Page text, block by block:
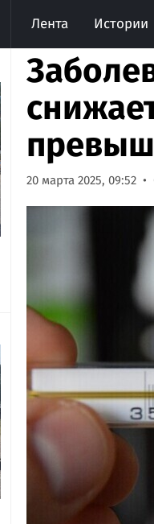
Лента Истории
20 марта 2025, 09:52